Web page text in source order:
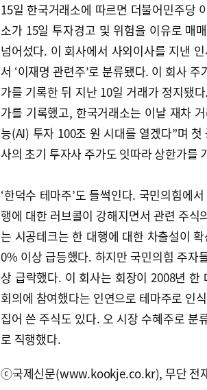
15일 한국거래소에 따르면 더불어민주당
소가 15일 투자경고 및 위험을 이유로 매
넘어섰다. 이 회사에서 사외이사를 지낸
서 ‘이재명 관련주’로 분류됐다. 이 회사
가를 기록한 뒤 지난 10일 거래가 정지됐
가를 기록했고, 한국거래소는 이날 재차
능(AI) 투자 100조 원 시대를 열겠다”며
사의 초기 투자사 주가도 잇따라 상한가를
‘한덕수 테마주’도 들썩인다. 국민의힘에
행에 대한 러브콜이 강해지면서 관련 주식
는 시공테크는 한 대행에 대한 차출설이
0% 이상 급등했다. 하지만 국민의힘 주자
상 급락했다. 이 회사는 회장이 2008년
회의에 참여했다는 인연으로 테마주로 인
집어 쓴 주식도 있다. 오 시장 수혜주로 분
로 직행했다.
ⓒ국제신문(www.kookje.co.kr), 무단 전